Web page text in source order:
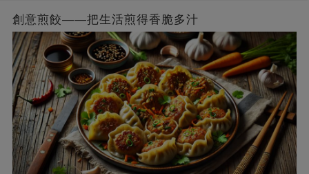
創意煎餃——把生活煎得香脆多汁